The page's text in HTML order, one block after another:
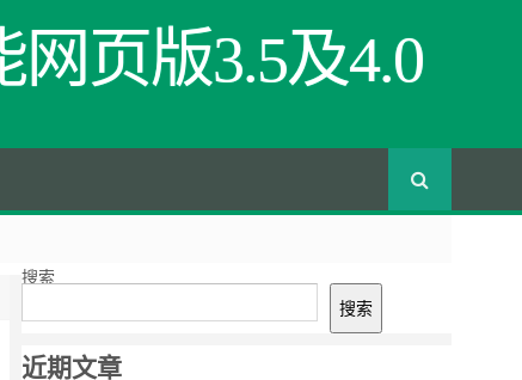
页版3.5及4.0
搜索
搜索
近期文章